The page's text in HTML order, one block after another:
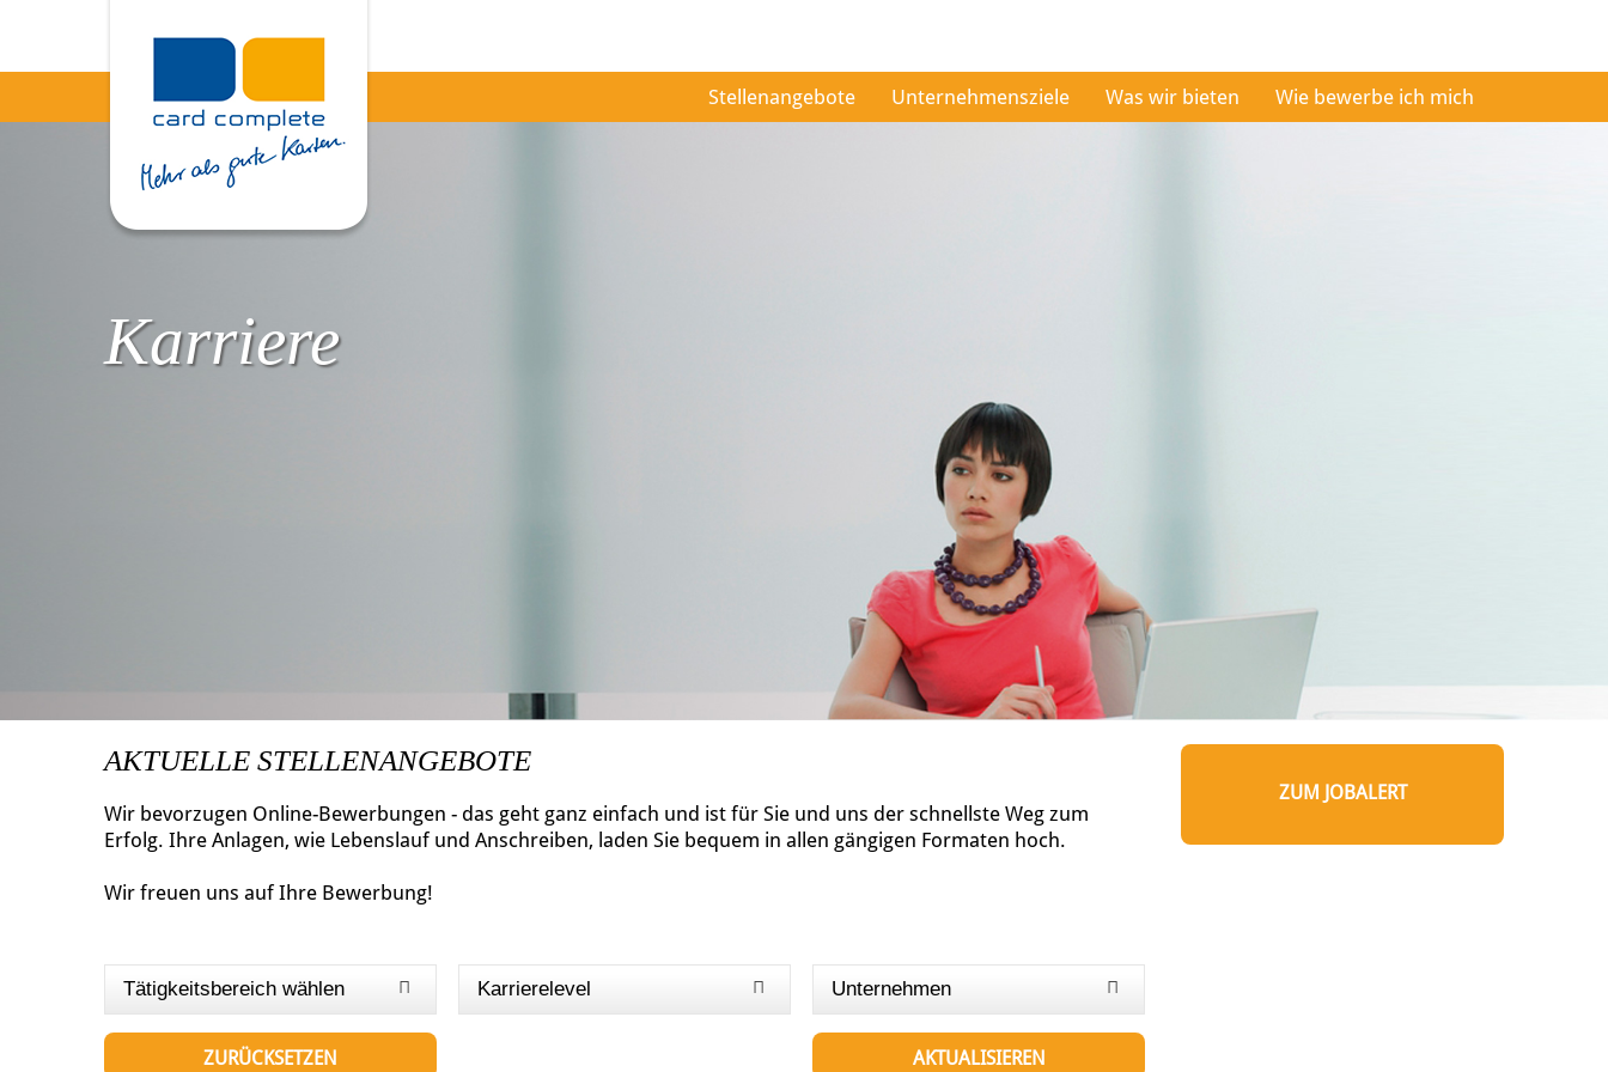
Stellenangebote Unternehmensziele Was wir bieten Wie bewerbe ich mich
Karriere
AKTUELLE STELLENANGEBOTE
Wir bevorzugen Online-Bewerbungen - das geht ganz einfach und ist für Sie und uns der schnellste Weg zum
Erfolg. Ihre Anlagen, wie Lebenslauf und Anschreiben, laden Sie bequem in allen gängigen Formaten hoch.
Wir freuen uns auf Ihre Bewerbung!
Tätigkeitsbereich wählen Karrierelevel Unternehmen
ZURÜCKSETZEN AKTUALISIEREN
ZUM JOBALERT